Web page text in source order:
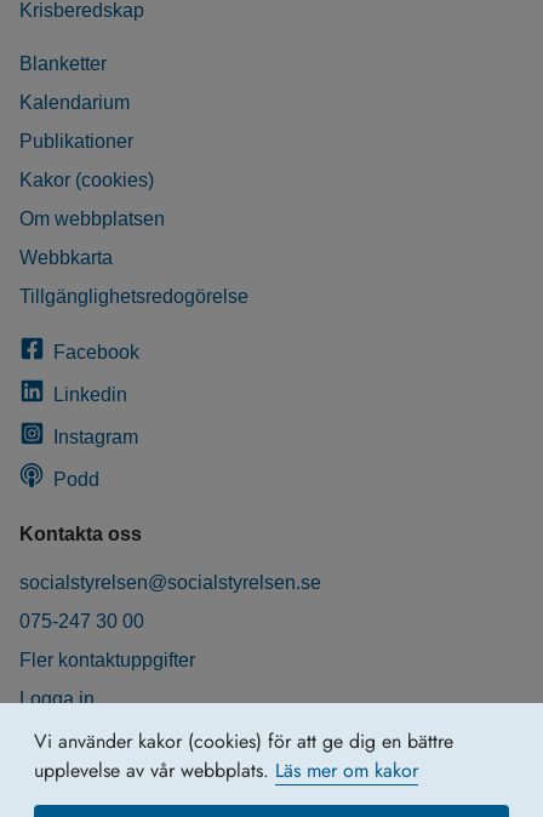
Vi använder kakor (cookies) för att ge dig en bättre
upplevelse av vår webbplats. Läs mer om kakor
Krisberedskap
Blanketter
Kalendarium
Publikationer
Kakor (cookies)
Om webbplatsen
Webbkarta
Tillgänglighetsredogörelse
Facebook
Linkedin
Instagram
Podd
Kontakta oss
socialstyrelsen@socialstyrelsen.se
075-247 30 00
Fler kontaktuppgifter
Logga in
Behandling av personuppgifter